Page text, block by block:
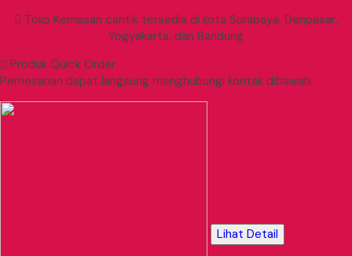
Toko Kemasan cantik tersedia di kota Surabaya, Denpasar,
Yogyakarta, dan Bandung
Produk Quick Order
Pemesanan dapat langsung menghubungi kontak dibawah:
Lihat Detail